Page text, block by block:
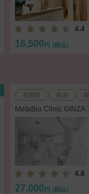
4.4
16,500 円 (税込)
有楽町 銀座
MetaBio Clinic GINZA
ック 銀座東京）
4.8
27,000 円 (税込)